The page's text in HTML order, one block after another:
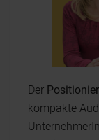
Der
kompakte